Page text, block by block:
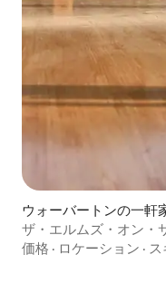
ウォーバートンの一軒
ザ・エルムズ・オン・
価格 · ロケーション ·